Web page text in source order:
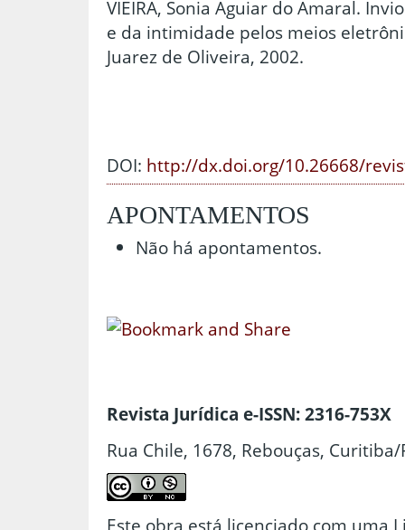
VIEIRA, Sonia Aguiar do Amaral.
e da intimidade pelos meios
Juarez de Oliveira, 2002.
DOI: http://dx.doi.org/10.26668/
APONTAMENTOS
Não há apontamentos.
Revista Jurídica e-ISSN: 2316-753X
Rua Chile, 1678, Rebouças, Curitiba/
Este obra está licenciado com uma